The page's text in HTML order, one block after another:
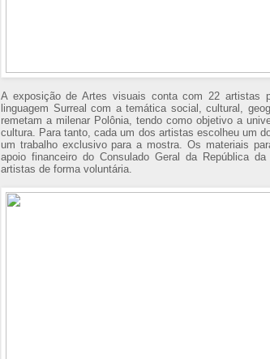
A exposição de Artes visuais conta com 22 artistas
linguagem Surreal com a temática social, cultural,
remetam a milenar Polônia, tendo como objetivo a
cultura. Para tanto, cada um dos artistas escolheu um
um trabalho exclusivo para a mostra. Os materiais
apoio financeiro do Consulado Geral da República
artistas de forma voluntária.